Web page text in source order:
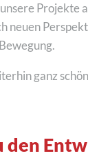
Projekte
neuen
ganz
den